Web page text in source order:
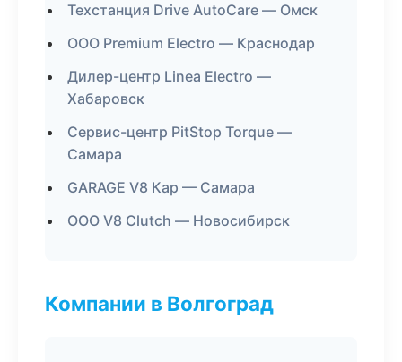
Техстанция Drive AutoCare — Омск
ООО Premium Electro — Краснодар
Дилер-центр Linea Electro —
Хабаровск
Сервис-центр PitStop Torque —
Самара
GARAGE V8 Кар — Самара
ООО V8 Clutch — Новосибирск
Компании в Волгоград